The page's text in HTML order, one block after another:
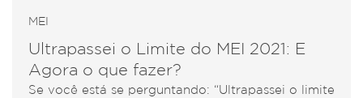
MEI
Ultrapassei o Limite do MEI 2021: E
Agora o que fazer?
Se você está se perguntando: “Ultrapassei o limite